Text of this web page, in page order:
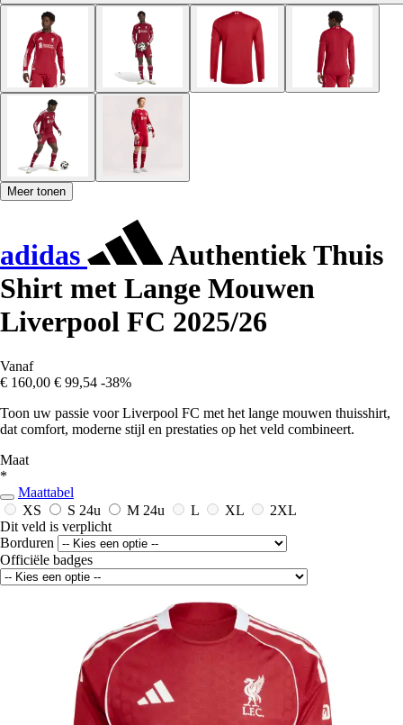
Meer tonen
adidas
Authentiek Thuis
Shirt met Lange Mouwen
Liverpool FC 2025/26
Vanaf
€ 160,00 € 99,54 -38%
Toon uw passie voor Liverpool FC met het lange mouwen thuisshirt,
dat comfort, moderne stijl en prestaties op het veld combineert.
Maat
*
Maattabel
XS
S 24u M 24u L XL
2XL
Dit veld is verplicht
Borduren
Officiële badges